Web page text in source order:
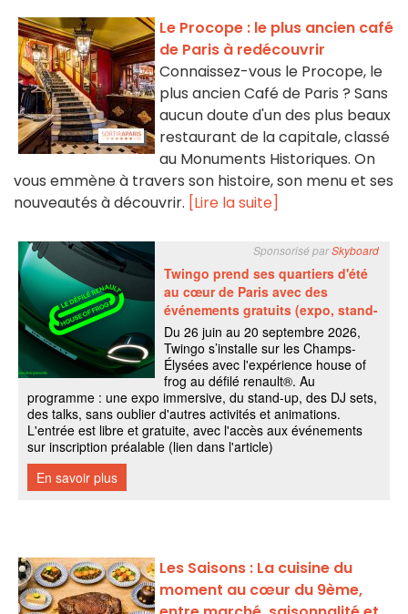
Le Procope : le plus ancien café
de Paris à redécouvrir
Connaissez-vous le Procope, le
plus ancien Café de Paris ? Sans
aucun doute d'un des plus beaux
restaurant de la capitale, classé
au Monuments Historiques. On
vous emmène à travers son histoire, son menu et ses
nouveautés à découvrir. [Lire la suite]
Les Saisons : La cuisine du
moment au cœur du 9ème,